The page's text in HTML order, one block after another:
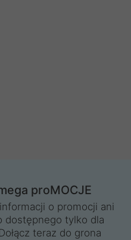
proMOCJE
o promocji ani
dostępnego tylko dla
teraz do grona